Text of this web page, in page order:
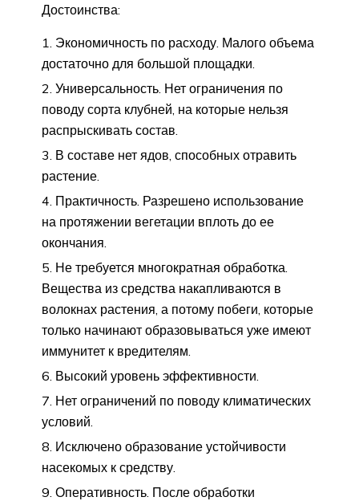
Достоинства:
Экономичность по расходу. Малого объема
достаточно для большой площадки.
Универсальность. Нет ограничения по
поводу сорта клубней, на которые нельзя
распрыскивать состав.
В составе нет ядов, способных отравить
растение.
Практичность. Разрешено использование
на протяжении вегетации вплоть до ее
окончания.
Не требуется многократная обработка.
Вещества из средства накапливаются в
волокнах растения, а потому побеги, которые
только начинают образовываться уже имеют
иммунитет к вредителям.
Высокий уровень эффективности.
Нет ограничений по поводу климатических
условий.
Исключено образование устойчивости
насекомых к средству.
Оперативность. После обработки